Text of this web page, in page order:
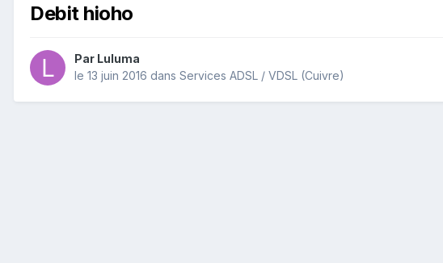
Debit hioho
Par Luluma
le 13 juin 2016 dans Services ADSL / VDSL (Cuivre)